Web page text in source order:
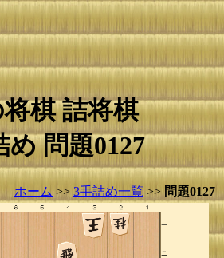
棋 詰将棋
め 問題0127
ホーム >> 3手詰め一覧 >> 問題0127